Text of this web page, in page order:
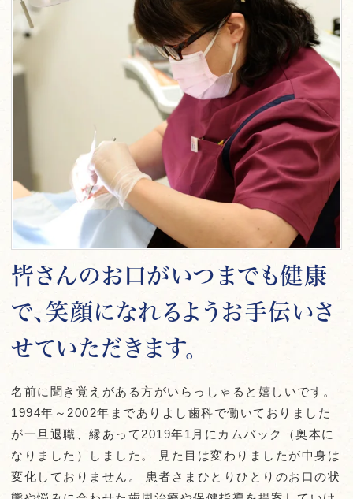
皆さんのお口がいつまでも健康
で、笑顔になれるようお手伝いさ
せていただきます。
名前に聞き覚えがある方がいらっしゃると嬉しいです。
1994年～2002年までありよし歯科で働いておりました
が一旦退職、縁あって2019年1月にカムバック（奥本に
なりました）しました。 見た目は変わりましたが中身は
変化しておりません。 患者さまひとりひとりのお口の状